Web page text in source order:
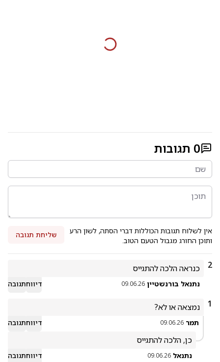
0 תגובות
אין לשלוח תגובות הכוללות דברי הסתה, לשון הרע
ותוכן החורג מגבול הטעם הטוב.
שליחת תגובה
2 כנראה הלכה להתגייס
נתנאל בורנשטיין 09.06.26 דיווחתגובה
1 נמצאה או לא?
תמר 09.06.26 דיווחתגובה
כן, הלכה להתגייס
נתנאל 09.06.26 דיווחתגובה